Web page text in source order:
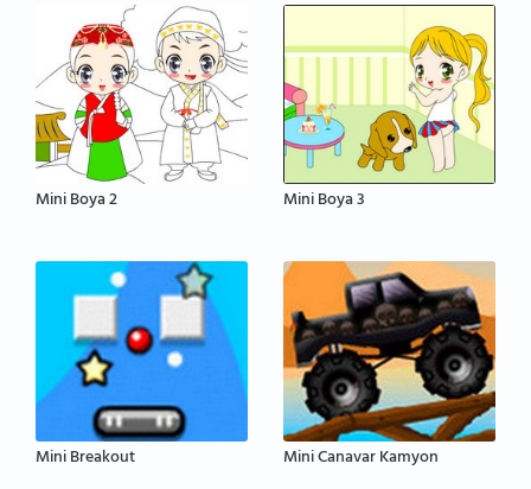
Mini Boya 2 Mini Boya 3
Mini Breakout Mini Canavar Kamyon